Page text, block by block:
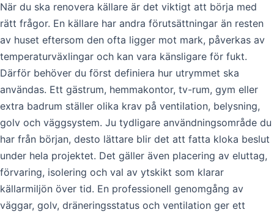
När du ska renovera källare är det viktigt att börja med
rätt frågor. En källare har andra förutsättningar än resten
av huset eftersom den ofta ligger mot mark, påverkas av
temperaturväxlingar och kan vara känsligare för fukt.
Därför behöver du först definiera hur utrymmet ska
användas. Ett gästrum, hemmakontor, tv-rum, gym eller
extra badrum ställer olika krav på ventilation, belysning,
golv och väggsystem. Ju tydligare användningsområde du
har från början, desto lättare blir det att fatta kloka beslut
under hela projektet. Det gäller även placering av eluttag,
förvaring, isolering och val av ytskikt som klarar
källarmiljön över tid. En professionell genomgång av
väggar, golv, dräneringsstatus och ventilation ger ett